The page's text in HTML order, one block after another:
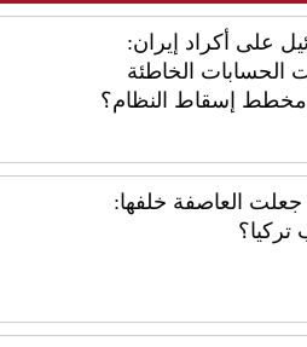
على أكراد إيران:
الخاطئة
مخطط إسقاط النظام؟
جعلت العاصفة خلفها: